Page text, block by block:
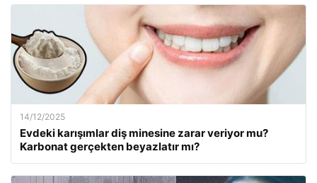
14/12/2025
Evdeki karışımlar diş minesine zarar veriyor mu?
Karbonat gerçekten beyazlatır mı?